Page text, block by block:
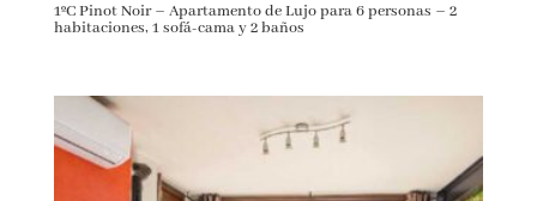
1ºC Pinot Noir – Apartamento de Lujo para 6 personas – 2
habitaciones, 1 sofá-cama y 2 baños